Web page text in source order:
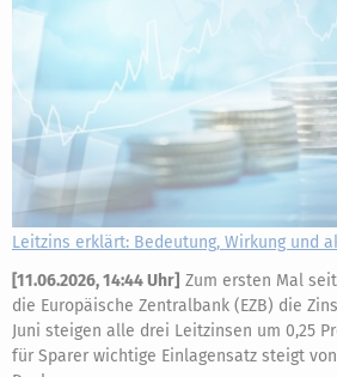
Leitzins erklärt: Bedeutung, Wirkung und
[11.06.2026, 14:44 Uhr] Zum ersten Mal
die Europäische Zentralbank (EZB) die
Juni steigen alle drei Leitzinsen um 0,25
für Sparer wichtige Einlagensatz steigt